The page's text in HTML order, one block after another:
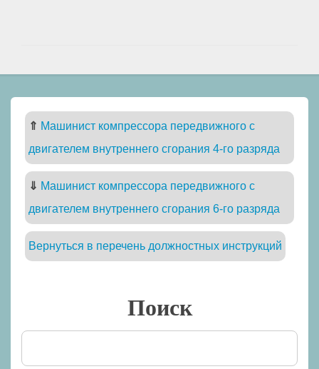
⇑ Машинист компрессора передвижного с
двигателем внутреннего сгорания 4-го разряда
⇓ Машинист компрессора передвижного с
двигателем внутреннего сгорания 6-го разряда
Вернуться в перечень должностных инструкций
Поиск